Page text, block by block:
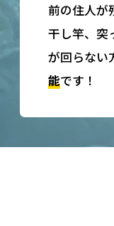
前の住人が
干し竿、突
が回らない
能です！